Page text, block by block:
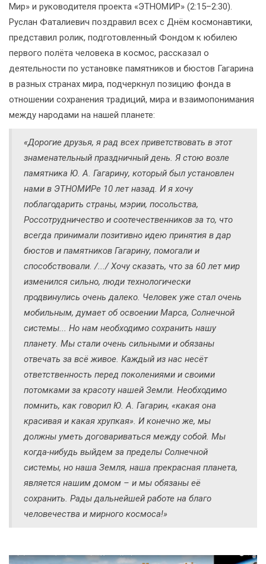
Мир» и руководителя проекта «ЭТНОМИР» (2:15–2:30).
Руслан Фаталиевич поздравил всех с Днём космонавтики,
представил ролик, подготовленный Фондом к юбилею
первого полёта человека в космос, рассказал о
деятельности по установке памятников и бюстов Гагарина
в разных странах мира, подчеркнул позицию фонда в
отношении сохранения традиций, мира и взаимопонимания
между народами на нашей планете:
«Дорогие друзья, я рад всех приветствовать в этот
знаменательный праздничный день. Я стою возле
памятника Ю. А. Гагарину, который был установлен
нами в ЭТНОМИРе 10 лет назад. И я хочу
поблагодарить страны, мэрии, посольства,
Россотрудничество и соотечественников за то, что
всегда принимали позитивно идею принятия в дар
бюстов и памятников Гагарину, помогали и
способствовали. /.../ Хочу сказать, что за 60 лет мир
изменился сильно, люди технологически
продвинулись очень далеко. Человек уже стал очень
мобильным, думает об освоении Марса, Солнечной
системы... Но нам необходимо сохранить нашу
планету. Мы стали очень сильными и обязаны
отвечать за всё живое. Каждый из нас несёт
ответственность перед поколениями и своими
потомками за красоту нашей Земли. Необходимо
помнить, как говорил Ю. А. Гагарин, «какая она
красивая и какая хрупкая». И конечно же, мы
должны уметь договариваться между собой. Мы
когда-нибудь выйдем за пределы Солнечной
системы, но наша Земля, наша прекрасная планета,
является нашим домом – и мы обязаны её
сохранить. Рады дальнейшей работе на благо
человечества и мирного космоса!»